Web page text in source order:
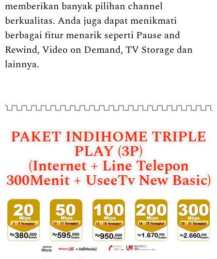
memberikan banyak pilihan channel
berkualitas. Anda juga dapat menikmati
berbagai fitur menarik seperti Pause and
Rewind, Video on Demand, TV Storage dan
lainnya.
PAKET INDIHOME TRIPLE
PLAY (3P)
(Internet + Line Telepon
300Menit + UseeTv New Basic)